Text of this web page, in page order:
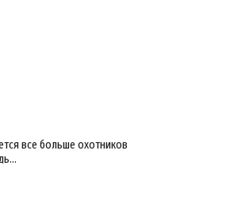
все больше охотников